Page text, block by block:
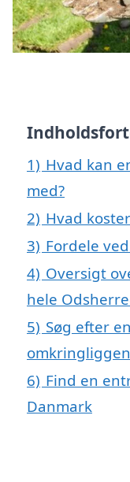
1) Hvad kan
med?
2) Hvad
3) Fordele
4) Oversigt
hele
5) Søg efter
6) Find en
Danmark